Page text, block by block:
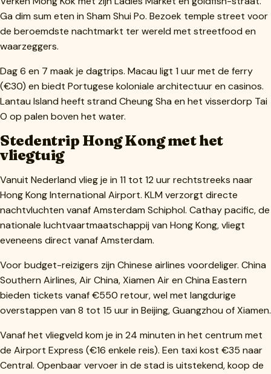
Ga dim sum eten in Sham Shui Po. Bezoek temple street voor
de beroemdste nachtmarkt ter wereld met streetfood en
waarzeggers.
Dag 6 en 7 maak je dagtrips. Macau ligt 1 uur met de ferry
(€30) en biedt Portugese koloniale architectuur en casinos.
Lantau Island heeft strand Cheung Sha en het visserdorp Tai
O op palen boven het water.
Stedentrip Hong Kong met het
vliegtuig
Vanuit Nederland vlieg je in 11 tot 12 uur rechtstreeks naar
Hong Kong International Airport. KLM verzorgt directe
nachtvluchten vanaf Amsterdam Schiphol. Cathay pacific, de
nationale luchtvaartmaatschappij van Hong Kong, vliegt
eveneens direct vanaf Amsterdam.
Voor budget-reizigers zijn Chinese airlines voordeliger. China
Southern Airlines, Air China, Xiamen Air en China Eastern
bieden tickets vanaf €550 retour, wel met langdurige
overstappen van 8 tot 15 uur in Beijing, Guangzhou of Xiamen.
Vanaf het vliegveld kom je in 24 minuten in het centrum met
de Airport Express (€16 enkele reis). Een taxi kost €35 naar
Central. Openbaar vervoer in de stad is uitstekend, koop de